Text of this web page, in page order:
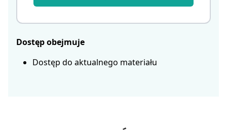
Dostęp obejmuje
Dostęp do aktualnego materiału